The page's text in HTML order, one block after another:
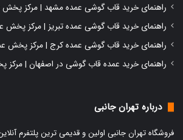
راهنمای خرید قاب گوشی عمده مشهد | مرکز پخش
راهنمای خرید قاب گوشی عمده تبریز | مرکز پخش
راهنمای خرید قاب گوشی عمده کرج | مرکز پخش
راهنمای خرید عمده قاب گوشی در اصفهان |
درباره تهران جانبی
فروشگاه تهران جانبی اولین و قدیمی ترین پلتفرم